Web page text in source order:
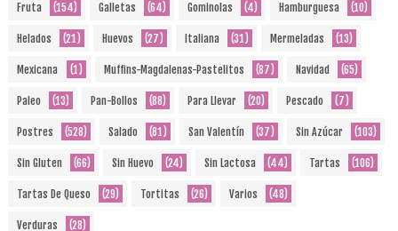
Fruta (154) Galletas (64) Gominolas (4) Hamburguesa (10)
Helados (21) Huevos (27) Italiana (31) Mermeladas (13)
Mexicana (1) Muffins-Magdalenas-Pastelitos (87) Navidad (65)
Paleo (13) Pan-Bollos (88) Para Llevar (20) Pescado (7)
Postres (528) Salado (81) San Valentín (37) Sin Azúcar (103)
Sin Gluten (66) Sin Huevo (24) Sin Lactosa (44) Tartas (106)
Tartas De Queso (29) Tortitas (26) Varios (48)
Verduras (28)